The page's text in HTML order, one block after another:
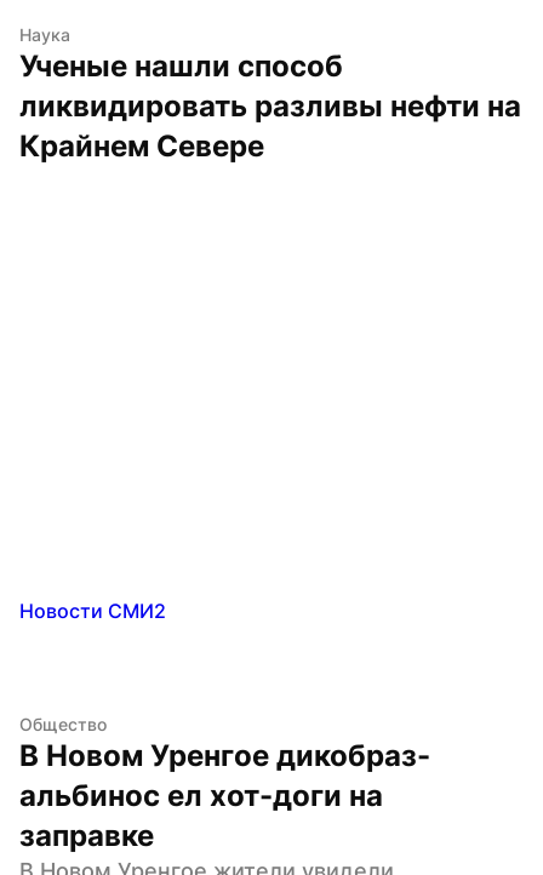
Наука
Ученые нашли способ
ликвидировать разливы нефти на
Крайнем Севере
Новости СМИ2
Общество
В Новом Уренгое дикобраз-
альбинос ел хот-доги на
заправке